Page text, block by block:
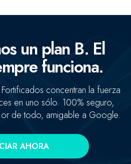
un plan B. El
funciona.
concentran la fuerza
en uno sólo. 100% seguro,
de todo, amigable a Google.
AHORA